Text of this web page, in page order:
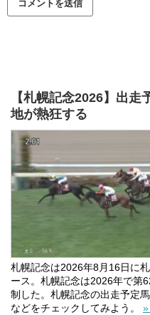
【札幌記念2026】出
地が熱狂する
札幌記念は2026年8月16日に
ース。札幌記念は2026年で第
制した。札幌記念の出走予定
などをチェックしてみよう。